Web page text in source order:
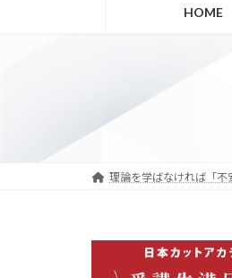
HOME
理論を学ばなければ「不